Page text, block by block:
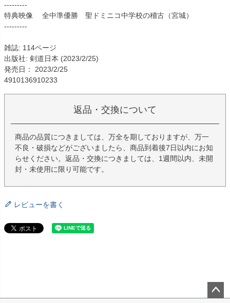
---------
特典映像 全中準優勝 聖ドミニコ中学校の稽古（宮城）
---------
雑誌: 114ページ
出版社: 剣道日本 (2023/2/25)
発売日： 2023/2/25
4910136910233
返品・交換について
商品の品質につきましては、万全を期しておりますが、万一
不良・破損などがございましたら、商品到着後7日以内にお知
らせください。返品・交換につきましては、1週間以内、未開
封・未使用に限り可能です。
レビューを書く